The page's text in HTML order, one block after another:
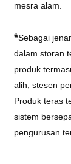
mesra alam.
*Sebagai
dalam storan
produk
alih, stesen
Produk teras
sistem
pengurusan